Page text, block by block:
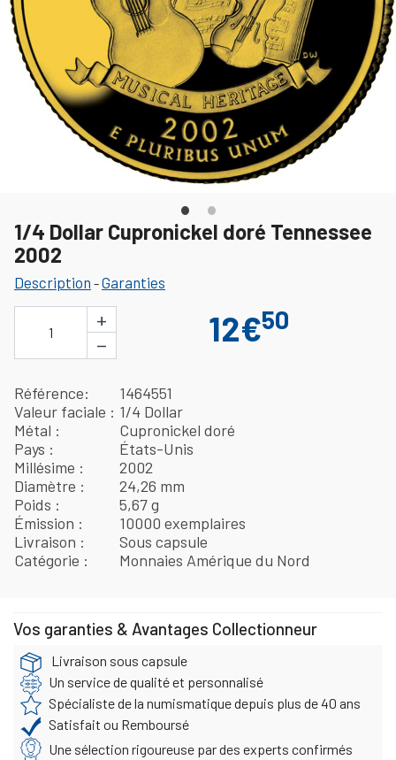
1/4 Dollar Cupronickel doré Tennessee
2002
Description -Garanties
1
+
−
12€50
Référence
1464551
Valeur faciale
1/4 Dollar
Métal
Cupronickel doré
Pays
États-Unis
Millésime
2002
Diamètre
24,26 mm
Poids
5,67 g
Émission
10000 exemplaires
Livraison
Sous capsule
Catégorie
Monnaies Amérique du Nord
Vos garanties & Avantages Collectionneur
Livraison sous capsule
Un service de qualité et personnalisé
Spécialiste de la numismatique depuis plus de 40 ans
Satisfait ou Remboursé
Une sélection rigoureuse par des experts confirmés